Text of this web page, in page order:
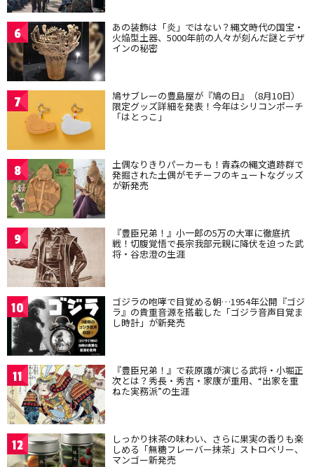
6 あの装飾は「炎」ではない？縄文時代の国宝・
火焔型土器、5000年前の人々が刻んだ謎とデザ
インの秘密
7 鳩サブレーの豊島屋が『鳩の日』（8月10日）
限定グッズ詳細を発表！今年はシリコンポーチ
「はとっこ」
8 土偶なりきりパーカーも！青森の縄文遺跡群で
発掘された土偶がモチーフのキュートなグッズ
が新発売
9 『豊臣兄弟！』小一郎の5万の大軍に徹底抗
戦！切腹覚悟で長宗我部元親に降伏を迫った武
将・谷忠澄の生涯
10 ゴジラの咆哮で目覚める朝…1954年公開『ゴジ
ラ』の貴重音源を搭載した「ゴジラ音声目覚ま
し時計」が新発売
11 『豊臣兄弟！』で萩原護が演じる武将・小堀正
次とは？秀長・秀吉・家康が重用、“出家を重
ねた実務派”の生涯
12 しっかり抹茶の味わい、さらに果実の香りも楽
しめる「無糖フレーバー抹茶」ストロベリー、
マンゴー新発売